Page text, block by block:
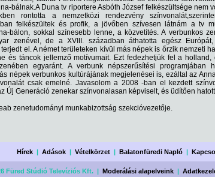
bálnak.A Duna tv riportere Asbóth József felkészültsége nem
rontotta a nemzetközi rendezvény
felkészültek és profik, a jövőben szívesen látnám a tv
bálon, sokkal színesebb lenne, a közvetítés. A verbunkos
zenével, de a XVIII. században áthatotta egész
el. A német területeken kívül más népek is őrzik nemzeti
és táncok jellemző motívumait. Ezt fedezhetjük fel a
egyaránt. A verbunk népszerűsítési programjában
népek verbunkos kultúrájának megjelenései is, ezáltal az
csak emelné. Javasolom a 2008 -ban el kezdett
Új Generáció zenekar színvonalasan képviselt, és üdítően
zenetudományi munkabizottság szekcióvezetője.
Hírek| Adások| Vételkörzet| Balatonfüredi Napló|
Füred Stúdió Televíziós Kft. | Moderálási alapelveink |